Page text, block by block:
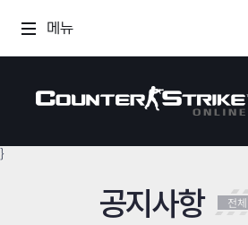
메뉴
}
공지사항 전체